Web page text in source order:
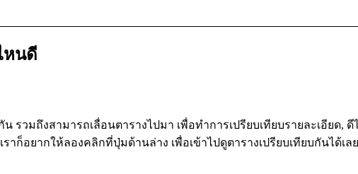
หนดี
รวมถึงสามารถเลื่อนตารางไปมา เพื่อทำการเปรียบเทียบรายละเอียด, ดี
ก็อยากให้ลองคลิกที่ปุ่มด้านล่าง เพื่อเข้าไปดูตารางเปรียบเทียบกันได้เล